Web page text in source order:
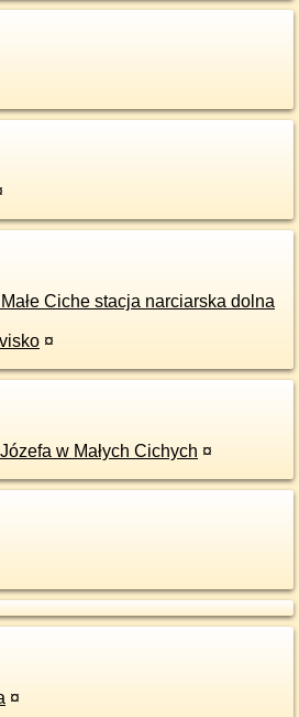
Ciche stacja narciarska dolna
¤
w Małych Cichych ¤
¤